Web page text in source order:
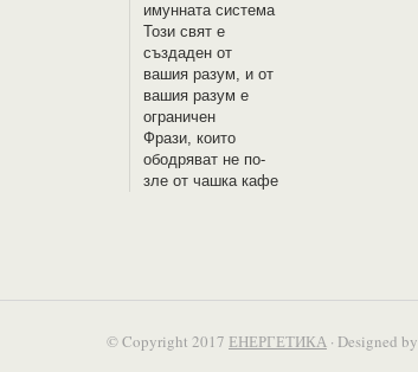
имунната система
Този свят е
създаден от
вашия разум, и от
вашия разум е
ограничен
Фрази, които
ободряват не по-
зле от чашка кафе
© Copyright 2017 ЕНЕРГЕТИКА · Designed by